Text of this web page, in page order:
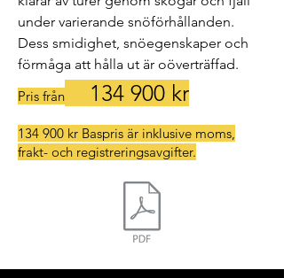
under varierande snöförhållanden.
Dess smidighet, snöegenskaper och
förmåga att hålla ut är oöverträffad.
Pris från
134 900 kr
134 900 kr Baspris är inklusive moms,
frakt- och registreringsavgifter.